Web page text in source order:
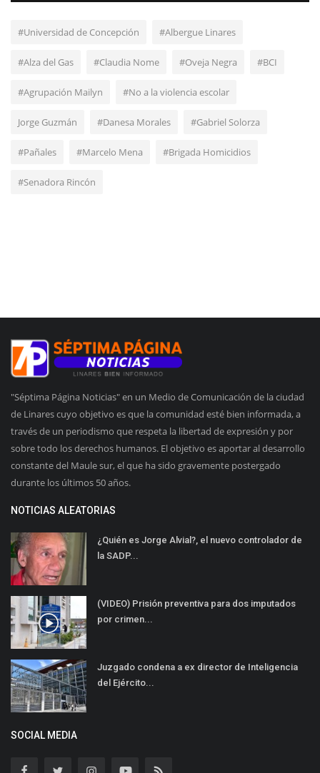
#Universidad de Concepción #Albergue Linares
#Alza del Gas #Claudia Nome #Oveja Negra #BCI
#Agrupación Mailyn #No a la violencia escolar
Jorge Guzmán #Danesa Morales #Gabriel Solorza
#Pañales #Marcelo Mena #Brigada Homicidios
#Senadora Rincón
"Séptima Página Noticias" en un Medio de Comunicación de la ciudad
de Linares cuyo objetivo es que la comunidad esté bien informada, a
través de un periodismo que respeta la libertad de expresión y por
sobre todo los derechos humanos. El objetivo es aportar al desarrollo
constante del Maule sur, el que ha sido gravemente postergado
durante los últimos 50 años.
NOTICIAS ALEATORIAS
¿Quién es Jorge Alvial?, el nuevo controlador de
la SADP...
(VIDEO) Prisión preventiva para dos imputados
por crimen...
Juzgado condena a ex director de Inteligencia
del Ejército...
SOCIAL MEDIA